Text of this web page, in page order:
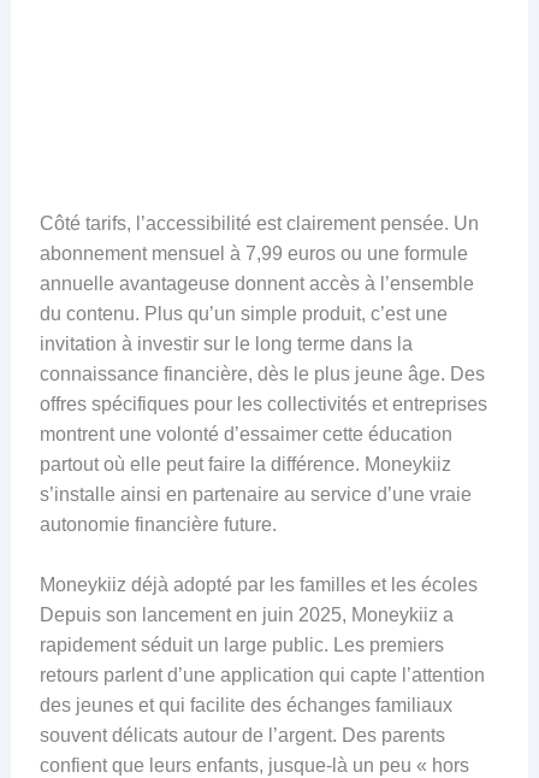
Côté tarifs, l’accessibilité est clairement pensée. Un
abonnement mensuel à 7,99 euros ou une formule
annuelle avantageuse donnent accès à l’ensemble
du contenu. Plus qu’un simple produit, c’est une
invitation à investir sur le long terme dans la
connaissance financière, dès le plus jeune âge. Des
offres spécifiques pour les collectivités et entreprises
montrent une volonté d’essaimer cette éducation
partout où elle peut faire la différence. Moneykiiz
s’installe ainsi en partenaire au service d’une vraie
autonomie financière future.
Moneykiiz déjà adopté par les familles et les écoles
Depuis son lancement en juin 2025, Moneykiiz a
rapidement séduit un large public. Les premiers
retours parlent d’une application qui capte l’attention
des jeunes et qui facilite des échanges familiaux
souvent délicats autour de l’argent. Des parents
confient que leurs enfants, jusque-là un peu « hors